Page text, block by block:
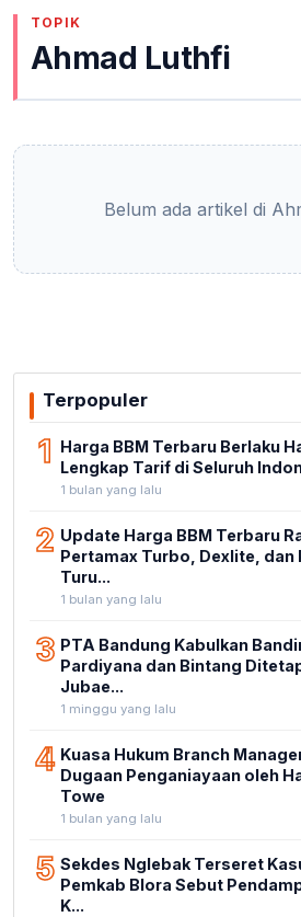
TOPIK
Ahmad Luthfi
Belum ada artikel di
Terpopuler
1 Harga BBM Terbaru Berlaku
Lengkap Tarif di Seluruh
1 bulan yang lalu
2 Update Harga BBM Terbaru
Pertamax Turbo, Dexlite, dan
Turu...
1 bulan yang lalu
3 PTA Bandung Kabulkan
Pardiyana dan Bintang
Jubae...
1 minggu yang lalu
4 Kuasa Hukum Branch
Dugaan Penganiayaan oleh
Towe
1 bulan yang lalu
5 Sekdes Nglebak Terseret
Pemkab Blora Sebut
K...